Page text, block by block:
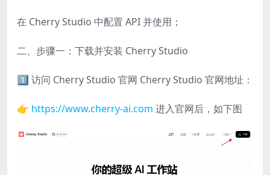
在 Cherry Studio 中配置 API 并使用；
二、步骤一：下载并安装 Cherry Studio
1️⃣ 访问 Cherry Studio 官网 Cherry Studio 官网地址：
👉 https://www.cherry-ai.com 进入官网后，如下图